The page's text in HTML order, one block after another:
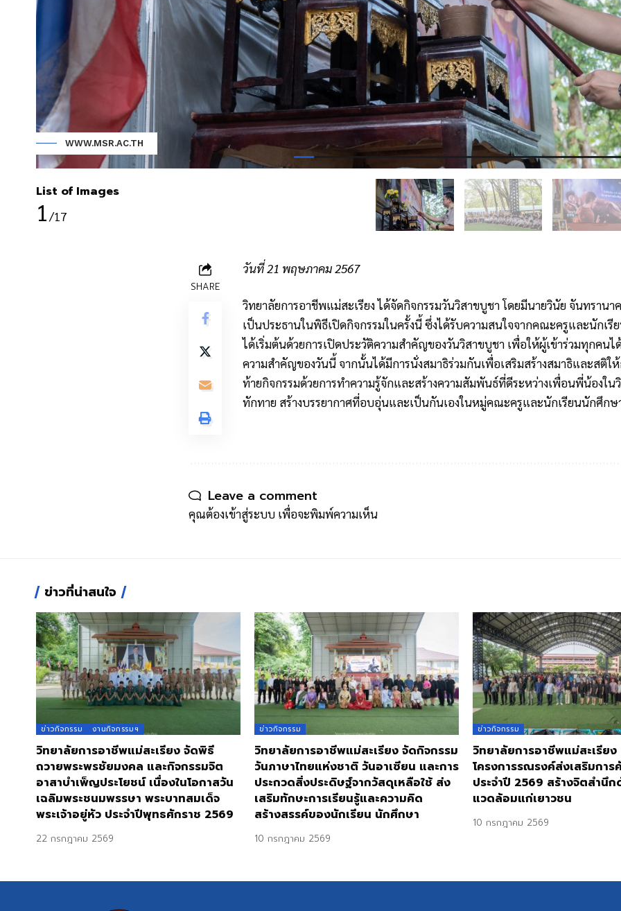
WWW.MSR.AC.TH
List of Images
1/17
SHARE
วันที่ 21 พฤษภาคม 2567
วิทยาลัยการอาชีพแม่สะเรียง ได้จัดกิจกรรมวันวิสาขบูชา โดยมีนายวินัย จันทรานา
เป็นประธานในพิธีเปิดกิจกรรมในครั้งนี้ ซึ่งได้รับความสนใจจากคณะครูและนักเ
ได้เริ่มต้นด้วยการเปิดประวัติความสำคัญของวันวิสาขบูชา เพื่อให้ผู้เข้าร่วมทุกคน
ความสำคัญของวันนี้ จากนั้นได้มีการนั่งสมาธิร่วมกันเพื่อเสริมสร้างสมาธิและสติใ
ท้ายกิจกรรมด้วยการทำความรู้จักและสร้างความสัมพันธ์ที่ดีระหว่างเพื่อนพี่น้องใน
ทักทาย สร้างบรรยากาศที่อบอุ่นและเป็นกันเองในหมู่คณะครูและนักเรียนนักศึกษ
Leave a comment
คุณต้องเข้าสู่ระบบ เพื่อจะพิมพ์ความเห็น
ข่าวที่น่าสนใจ
ข่าวกิจกรรม งานกิจกรรมฯ
วิทยาลัยการอาชีพแม่สะเรียง จัดพิธี
ถวายพระพรชัยมงคล และกิจกรรมจิต
อาสาบำเพ็ญประโยชน์ เนื่องในโอกาสวัน
เฉลิมพระชนมพรรษา พระบาทสมเด็จ
พระเจ้าอยู่หัว ประจำปีพุทธศักราช 2569
22 กรกฎาคม 2569
ข่าวกิจกรรม
วิทยาลัยการอาชีพแม่สะเรียง จัดกิจกรรม
วันภาษาไทยแห่งชาติ วันอาเซียน และการ
ประกวดสิ่งประดิษฐ์จากวัสดุเหลือใช้ ส่ง
เสริมทักษะการเรียนรู้และความคิด
สร้างสรรค์ของนักเรียน นักศึกษา
10 กรกฎาคม 2569
ข่าวกิจกรรม
วิทยาลัยการอาชีพแม่สะเรีย
โครงการรณรงค์ส่งเสริมกา
ประจำปี 2569 สร้างจิตสำนึ
แวดล้อมแก่เยาวชน
10 กรกฎาคม 2569